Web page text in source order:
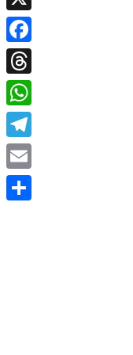
X
Facebook
Threads
WhatsApp
Telegram
Email